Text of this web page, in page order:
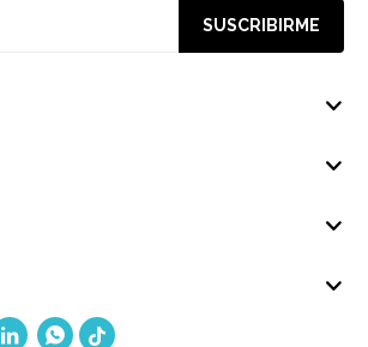
SUSCRIBIRME
 